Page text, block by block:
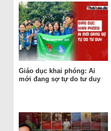
Giáo dục khai phóng: Ai
mới đang sợ tự do tư duy